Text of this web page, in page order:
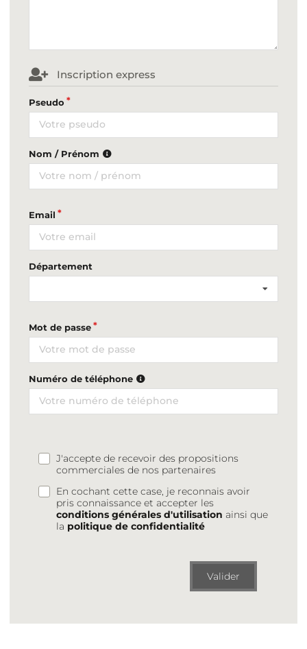
Inscription express
Pseudo
Nom / Prénom
Email
Département
Mot de passe
Numéro de téléphone
J'accepte de recevoir des propositions
commerciales de nos partenaires
En cochant cette case, je reconnais avoir
pris connaissance et accepter les
conditions générales d'utilisation ainsi que
la politique de confidentialité
Valider